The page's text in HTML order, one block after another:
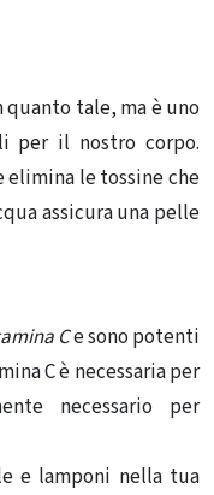
tale, ma è uno
per il nostro corpo.
elimina le tossine che
assicura una pelle
Ce sono potenti
C è necessaria per
necessario per
e lamponi nella tua